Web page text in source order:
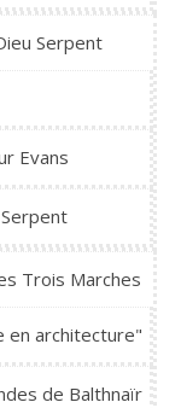
Serpent
Evans
Trois Marches
en architecture"
de Balthnaïr